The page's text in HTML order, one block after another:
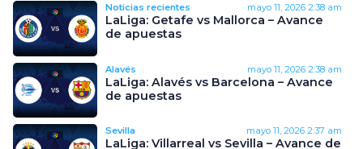
Noticias recientes mayo 11, 2026 2:38 am
LaLiga: Getafe vs Mallorca – Avance
de apuestas
Alavés mayo 11, 2026 2:38 am
LaLiga: Alavés vs Barcelona – Avance
de apuestas
Sevilla mayo 11, 2026 2:37 am
LaLiga: Villarreal vs Sevilla – Avance de